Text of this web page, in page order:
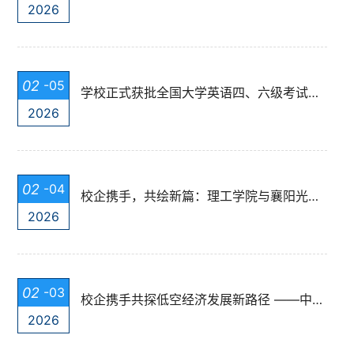
2026
02 -05
2026
学校正式获批全国大学英语四、六级考试考点
02 -04
2026
校企携手，共绘新篇：理工学院与襄阳光电共启产学研融合新程
02 -03
2026
校企携手共探低空经济发展新路径 ——中咨海外咨询有限公司莅临我校考察...